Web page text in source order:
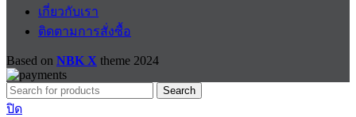
เกี่ยวกับเรา
ติดตามการสั่งซื้อ
Based on NBK X theme 2024
Search
ปิด